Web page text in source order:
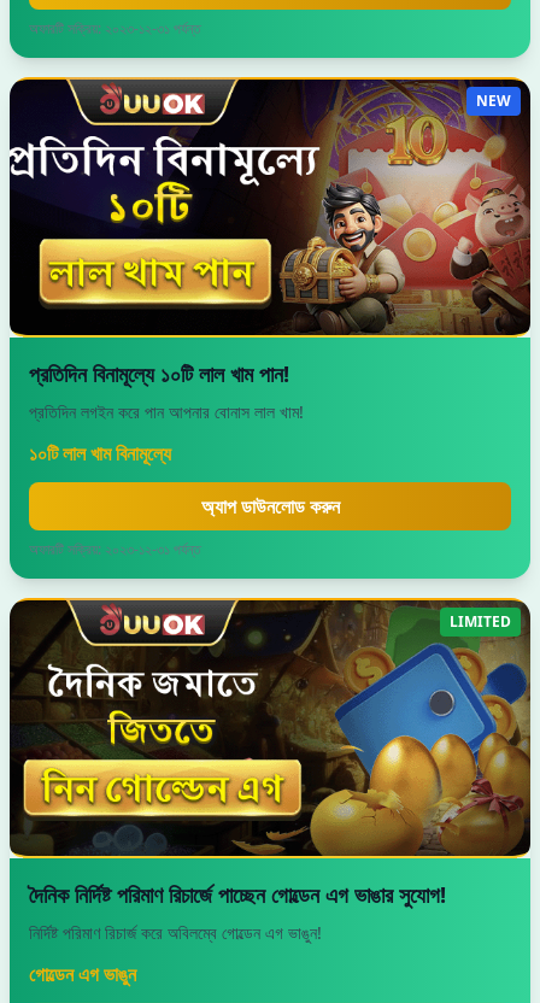
অফারটি সক্রিয়: ২০২৩-১২-৩১ পর্যন্ত
NEW
প্রতিদিন বিনামূল্যে ১০টি লাল খাম পান!
প্রতিদিন লগইন করে পান আপনার বোনাস লাল খাম!
১০টি লাল খাম বিনামূল্যে
অ্যাপ ডাউনলোড করুন
অফারটি সক্রিয়: ২০২৩-১২-৩১ পর্যন্ত
LIMITED
দৈনিক নির্দিষ্ট পরিমাণ রিচার্জে পাচ্ছেন গোল্ডেন এগ ভাঙার সুযোগ!
নির্দিষ্ট পরিমাণ রিচার্জ করে অবিলম্বে গোল্ডেন এগ ভাঙুন!
গোল্ডেন এগ ভাঙুন